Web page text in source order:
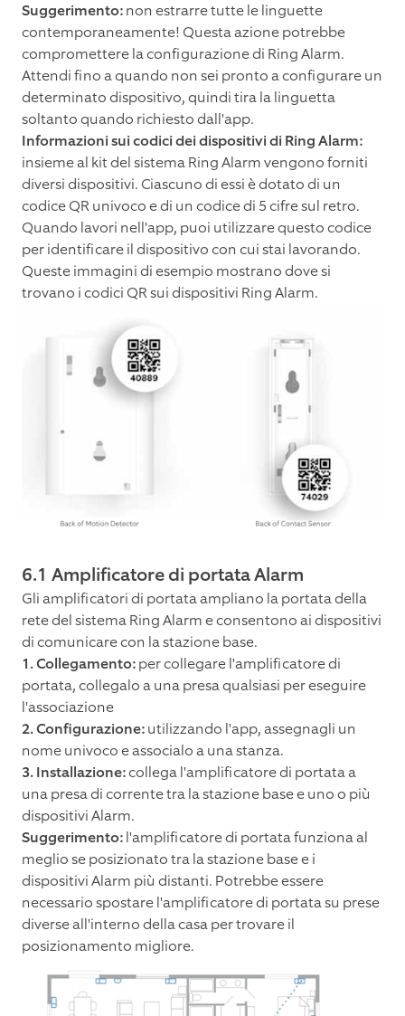
Suggerimento:non estrarre tutte le linguette
contemporaneamente! Questa azione potrebbe
compromettere la configurazione di Ring Alarm.
Attendi fino a quando non sei pronto a configurare un
determinato dispositivo, quindi tira la linguetta
soltanto quando richiesto dall'app.
Informazioni sui codici dei dispositivi di Ring Alarm:
insieme al kit del sistema Ring Alarm vengono forniti
diversi dispositivi. Ciascuno di essi è dotato di un
codice QR univoco e di un codice di 5 cifre sul retro.
Quando lavori nell'app, puoi utilizzare questo codice
per identificare il dispositivo con cui stai lavorando.
Queste immagini di esempio mostrano dove si
trovano i codici QR sui dispositivi Ring Alarm.
6.1 Amplificatore di portata Alarm
Gli amplificatori di portata ampliano la portata della
rete del sistema Ring Alarm e consentono ai dispositivi
di comunicare con la stazione base.
1. Collegamento:per collegare l'amplificatore di
portata, collegalo a una presa qualsiasi per eseguire
l'associazione
2. Configurazione:utilizzando l'app, assegnagli un
nome univoco e associalo a una stanza.
3. Installazione:collega l'amplificatore di portata a
una presa di corrente tra la stazione base e uno o più
dispositivi Alarm.
Suggerimento:l'amplificatore di portata funziona al
meglio se posizionato tra la stazione base e i
dispositivi Alarm più distanti. Potrebbe essere
necessario spostare l'amplificatore di portata su prese
diverse all'interno della casa per trovare il
posizionamento migliore.